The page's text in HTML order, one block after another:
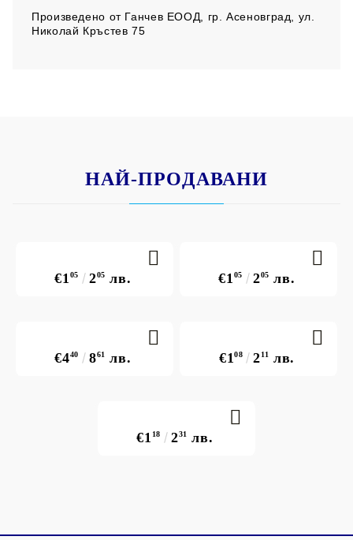
Произведено от Ганчев ЕООД, гр. Асеновград, ул.
Николай Кръстев 75
НАЙ-ПРОДАВАНИ
€1 05 205 лв. €1 05 205 лв.
€440 861 лв. €108 211 лв.
€1 18 231 лв.